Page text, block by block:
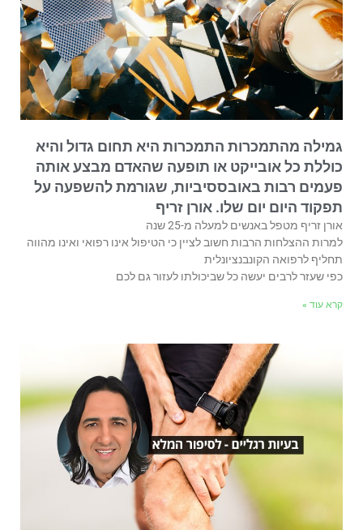
גמילה מהתמכרות התמכרות היא תחום גדול והיא
כוללת כל אובייקט או תופעה שהאדם מבצע אותה
פעמים רבות באובססיביות, שגורמת להשפעה על
תפקוד היום יום שלו. אורן זריף
אורן זריף מטפל באנשים למעלה מ-25 שנה
למרות ההצלחות הרבות חשוב לציין כי הטיפול אינו רפואי ואינו מהווה
תחליף לרפואה הקונבנציונלית
כפי שעזר לרבים יעשה כל שביכולתו לעזור גם לכם
קרא עוד »